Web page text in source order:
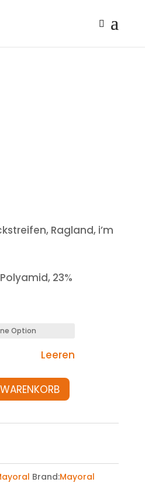
Ragland, i’m
23%
Leeren
Brand:Mayoral